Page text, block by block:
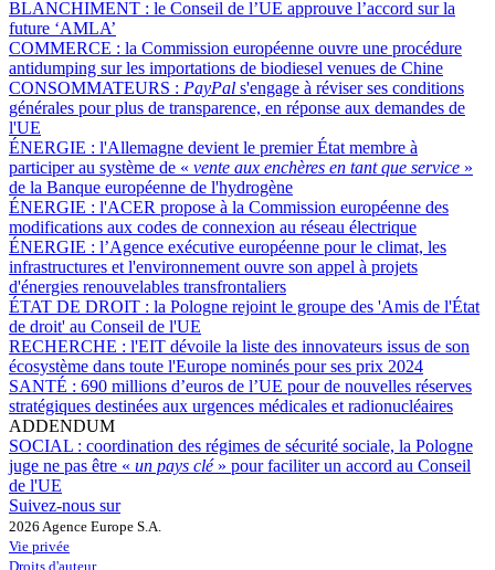
BLANCHIMENT : le Conseil de l’UE approuve l’accord sur la
future ‘AMLA’
COMMERCE : la Commission européenne ouvre une procédure
antidumping sur les importations de biodiesel venues de Chine
CONSOMMATEURS : PayPal s'engage à réviser ses conditions
générales pour plus de transparence, en réponse aux demandes de
l'UE
ÉNERGIE : l'Allemagne devient le premier État membre à
participer au système de « vente aux enchères en tant que service »
de la Banque européenne de l'hydrogène
ÉNERGIE : l'ACER propose à la Commission européenne des
modifications aux codes de connexion au réseau électrique
ÉNERGIE : l’Agence exécutive européenne pour le climat, les
infrastructures et l'environnement ouvre son appel à projets
d'énergies renouvelables transfrontaliers
ÉTAT DE DROIT : la Pologne rejoint le groupe des 'Amis de l'État
de droit' au Conseil de l'UE
RECHERCHE : l'EIT dévoile la liste des innovateurs issus de son
écosystème dans toute l'Europe nominés pour ses prix 2024
SANTÉ : 690 millions d’euros de l’UE pour de nouvelles réserves
stratégiques destinées aux urgences médicales et radionucléaires
ADDENDUM
SOCIAL : coordination des régimes de sécurité sociale, la Pologne
juge ne pas être « un pays clé » pour faciliter un accord au Conseil
de l'UE
Suivez-nous sur
2026 Agence Europe S.A.
Vie privée
Droits d'auteur